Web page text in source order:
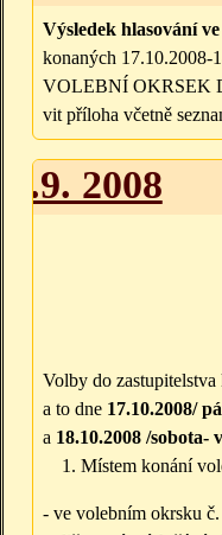
Výsledek hlasování
konaných 17.10.2008-
VOLEBNÍ OKRSEK
vit příloha včetně
2008
Volby do
a to dne 17.10.2008/
a 18.10.2008 /sobota-
Místem konání
- ve volebním okrsku